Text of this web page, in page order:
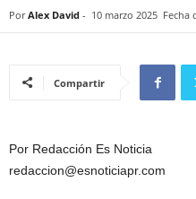
Por Alex David - 10 marzo 2025 Fecha
Compartir
Por Redacción Es Noticia
redaccion@esnoticiapr.com